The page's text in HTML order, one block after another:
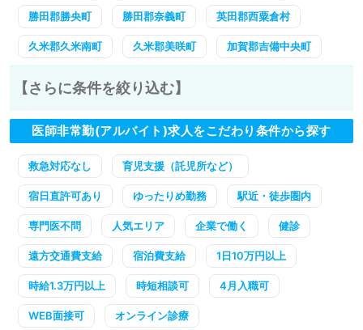
勝田郡勝央町 勝田郡奈義町 英田郡西粟倉村
久米郡久米南町 久米郡美咲町 加賀郡吉備中央町
【さらに条件を絞り込む】
医師非常勤(アルバイト)求人をこだわり条件から探す
救急対応なし 育児支援（託児所など）
宿日直許可あり ゆったりめ勤務 駅近・徒歩圏内
専門医不問 人気エリア 企業で働く 健診
遠方交通費支給 宿泊費支給 1日10万円以上
時給1.3万円以上 時短相談可 4月入職可
WEB面接可 オンライン診療